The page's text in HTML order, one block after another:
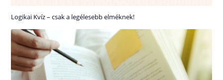
Logikai Kvíz – csak a legélesebb elméknek!